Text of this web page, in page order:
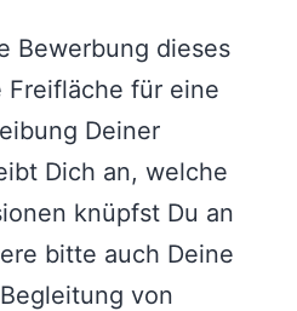
Bewerbung dieses
Freifläche für eine
Deiner
Dich an, welche
knüpfst Du an
bitte auch Deine
von